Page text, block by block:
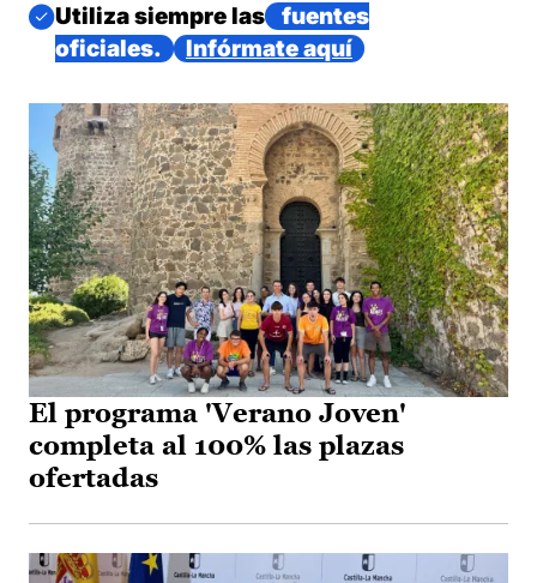
Imagen
Utiliza siempre las
fuentes
oficiales.
Infórmate aquí
El programa 'Verano Joven'
completa al 100% las plazas
ofertadas